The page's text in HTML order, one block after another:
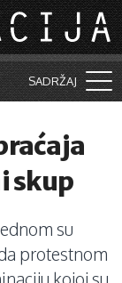
SADRŽAJ
skup
su
protestnom